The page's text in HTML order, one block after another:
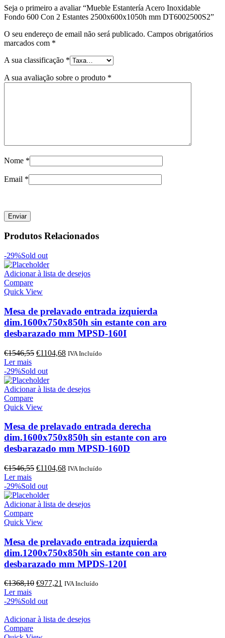
Seja o primeiro a avaliar “Mueble Estantería Acero Inoxidable
Fondo 600 Con 2 Estantes 2500x600x1050h mm DT6002500S2”
O seu endereço de email não será publicado. Campos obrigatórios
marcados com *
A sua classificação *
A sua avaliação sobre o produto *
Nome *
Email *
Produtos Relacionados
-29%Sold out
Adicionar à lista de desejos
Compare
Quick View
Mesa de prelavado entrada izquierda
dim.1600x750x850h sin estante con aro
desbarazado mm MPSD-160I
€1546,55 O
original
era:
€1546,55.
€1104,68O
€1104,68.
IVA Incluído
Ler mais
-29%Sold out
Adicionar à lista de desejos
Compare
Quick View
Mesa de prelavado entrada derecha
dim.1600x750x850h sin estante con aro
desbarazado mm MPSD-160D
€1546,55 O
original
era:
€1546,55.
€1104,68O
€1104,68.
IVA Incluído
Ler mais
-29%Sold out
Adicionar à lista de desejos
Compare
Quick View
Mesa de prelavado entrada izquierda
dim.1200x750x850h sin estante con aro
desbarazado mm MPDS-120I
€1368,10 O
original
€1368,10.
€977,21 O
€977,21.
IVA Incluído
Ler mais
-29%Sold out
Adicionar à lista de desejos
Compare